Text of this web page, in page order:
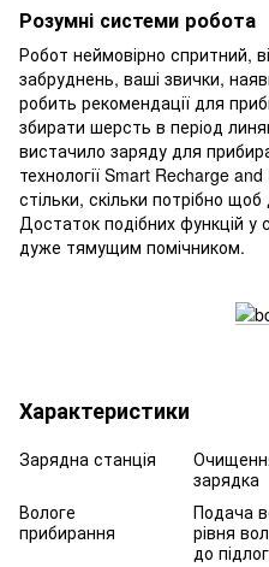
Розумні системи робота
Робот неймовірно спритний,
забруднень, ваші звички,
робить рекомендації для
збирати шерсть в період
вистачило заряду для
технології Smart Recharge
стільки, скільки потрібно
Достаток подібних функцій у
дуже тямущим помічником.
Характеристики
Зарядна станція
зарядка
Вологе
прибирання
Подача
рівня
до